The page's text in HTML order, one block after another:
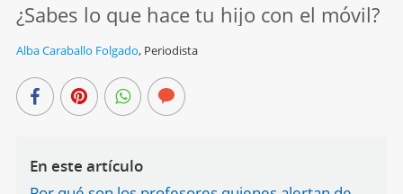
¿Sabes lo que hace tu hijo con el móvil?
Alba Caraballo Folgado, Periodista
En este artículo